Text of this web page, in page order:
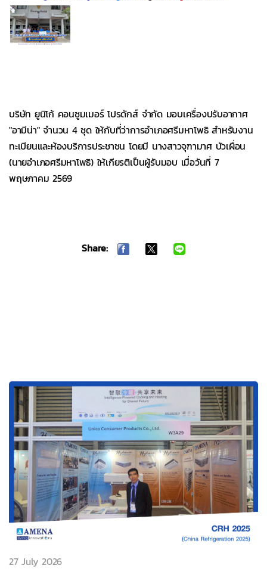
บริษัท ยูนิโก้ คอนซูมเมอร์ โปรดักส์ จำกัด มอบเครื่องปรับอากาศ
"อามีน่า" จำนวน 4 ชุด ให้กับที่ว่าการอำเภอศรีมหาโพธิ สำหรับงาน
ทะเบียนและห้องบริการประชาชน โดยมี นางสาวจุฑามาศ บัวเผื่อน
(นายอำเภอศรีมหาโพธิ) ให้เกียรติเป็นผู้รับมอบ เมื่อวันที่ 7
พฤษภาคม 2569
Share:
27 July 2026